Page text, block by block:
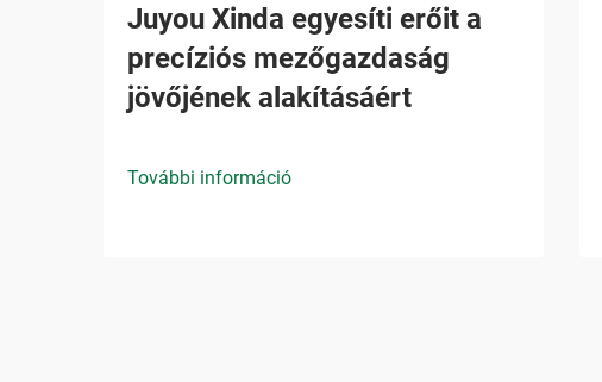
Juyou Xinda egyesíti erőit a
precíziós mezőgazdaság
jövőjének alakításáért
További információ